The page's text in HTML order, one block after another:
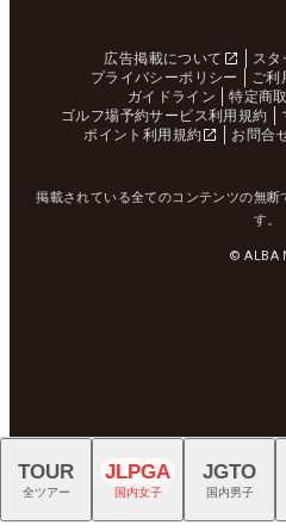
広告掲載について スタ
プライバシーポリシー
ご利
ガイドライン
特定商
ゴルフ場予約サービス利用規約
ポイント利用規約
お問合
掲載されている全てのコンテンツの無
す。
© ALBA
TOUR
全ツアー
JLPGA
国内女子
JGTO
国内男子